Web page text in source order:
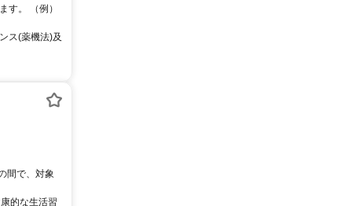
す。 （例）
ス(薬機法)及
間で、対象
的な生活習